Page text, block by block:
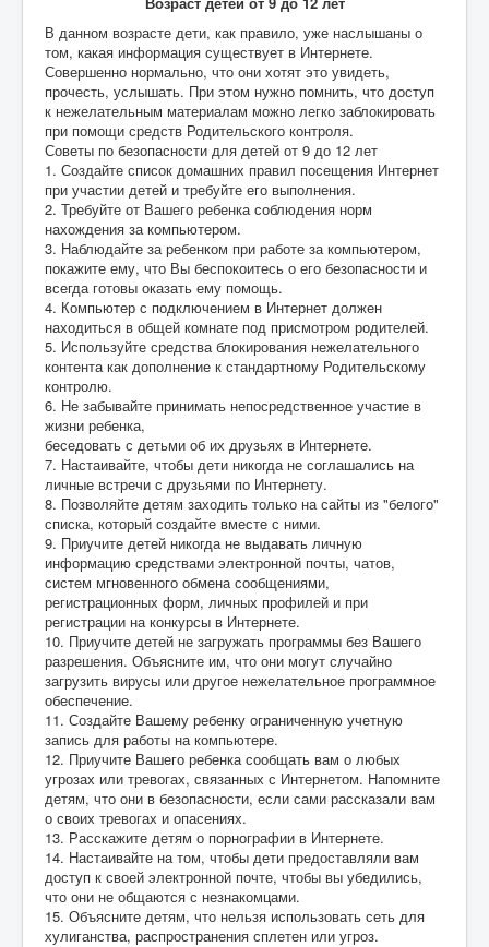
В данном возрасте дети, как правило, уже наслышаны о
том, какая информация существует в Интернете.
Совершенно нормально, что они хотят это увидеть,
прочесть, услышать. При этом нужно помнить, что доступ
к нежелательным материалам можно легко заблокировать
при помощи средств Родительского контроля.
Советы по безопасности для детей от 9 до 12 лет
1. Создайте список домашних правил посещения Интернет
при участии детей и требуйте его выполнения.
2. Требуйте от Вашего ребенка соблюдения норм
нахождения за компьютером.
3. Наблюдайте за ребенком при работе за компьютером,
покажите ему, что Вы беспокоитесь о его безопасности и
всегда готовы оказать ему помощь.
4. Компьютер с подключением в Интернет должен
находиться в общей комнате под присмотром родителей.
5. Используйте средства блокирования нежелательного
контента как дополнение к стандартному Родительскому
контролю.
6. Не забывайте принимать непосредственное участие в
жизни ребенка,
беседовать с детьми об их друзьях в Интернете.
7. Настаивайте, чтобы дети никогда не соглашались на
личные встречи с друзьями по Интернету.
8. Позволяйте детям заходить только на сайты из "белого"
списка, который создайте вместе с ними.
9. Приучите детей никогда не выдавать личную
информацию средствами электронной почты, чатов,
систем мгновенного обмена сообщениями,
регистрационных форм, личных профилей и при
регистрации на конкурсы в Интернете.
10. Приучите детей не загружать программы без Вашего
разрешения. Объясните им, что они могут случайно
загрузить вирусы или другое нежелательное программное
обеспечение.
11. Создайте Вашему ребенку ограниченную учетную
запись для работы на компьютере.
12. Приучите Вашего ребенка сообщать вам о любых
угрозах или тревогах, связанных с Интернетом. Напомните
детям, что они в безопасности, если сами рассказали вам
о своих тревогах и опасениях.
13. Расскажите детям о порнографии в Интернете.
14. Настаивайте на том, чтобы дети предоставляли вам
доступ к своей электронной почте, чтобы вы убедились,
что они не общаются с незнакомцами.
15. Объясните детям, что нельзя использовать сеть для
хулиганства, распространения сплетен или угроз.